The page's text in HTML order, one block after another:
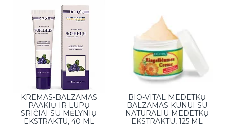
KREMAS-BALZAMAS
PAAKIŲ IR LŪPŲ
SRIČIAI SU MĖLYNIŲ
EKSTRAKTU, 40 ML
BIO-VITAL MEDETKŲ
BALZAMAS KŪNUI SU
NATŪRALIU MEDETKŲ
EKSTRAKTU, 125 ML